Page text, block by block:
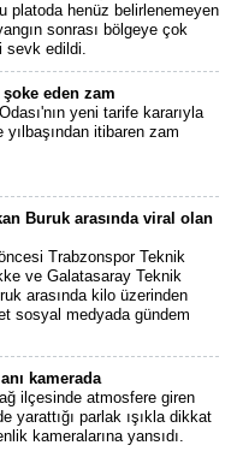
platoda henüz belirlenemeyen
sonrası bölgeye çok
sevk edildi.
şoke eden zam
yeni tarife kararıyla
yılbaşından itibaren zam
Buruk arasında viral olan
Trabzonspor Teknik
ve Galatasaray Teknik
arasında kilo üzerinden
sosyal medyada gündem
kamerada
ilçesinde atmosfere giren
yarattığı parlak ışıkla dikkat
kameralarına yansıdı.